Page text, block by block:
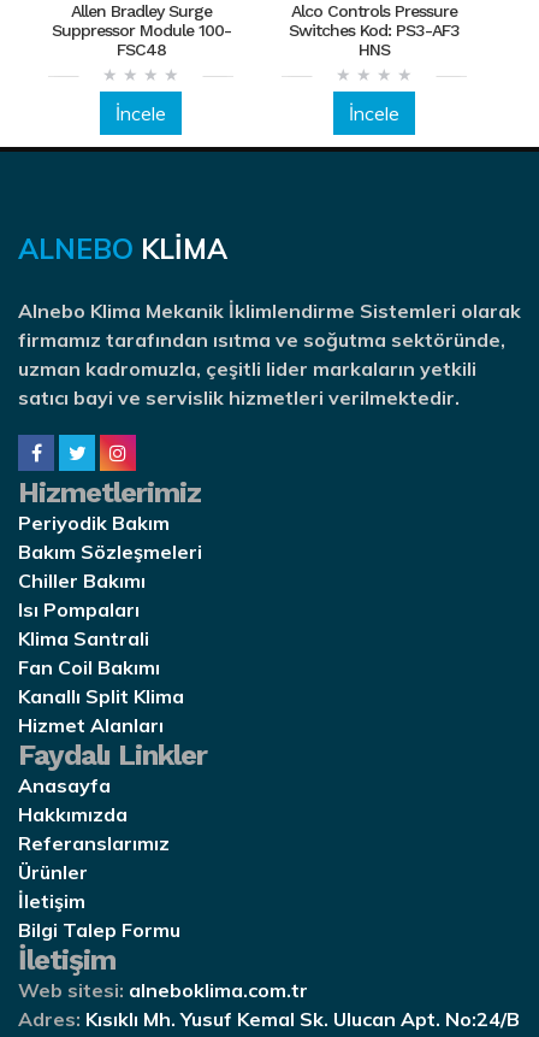
Allen Bradley Surge
Suppressor Module 100-
FSC48
İncele
Alco Controls Pressure
Switches Kod: PS3-AF3
HNS
İncele
ALNEBO KLİMA
Alnebo Klima Mekanik İklimlendirme Sistemleri olarak
firmamız tarafından ısıtma ve soğutma sektöründe,
uzman kadromuzla, çeşitli lider markaların yetkili
satıcı bayi ve servislik hizmetleri verilmektedir.
Hizmetlerimiz
Periyodik Bakım
Bakım Sözleşmeleri
Chiller Bakımı
Isı Pompaları
Klima Santrali
Fan Coil Bakımı
Kanallı Split Klima
Hizmet Alanları
Faydalı Linkler
Anasayfa
Hakkımızda
Referanslarımız
Ürünler
İletişim
Bilgi Talep Formu
İletişim
Web sitesi: alneboklima.com.tr
Adres: Kısıklı Mh. Yusuf Kemal Sk. Ulucan Apt. No:24/B